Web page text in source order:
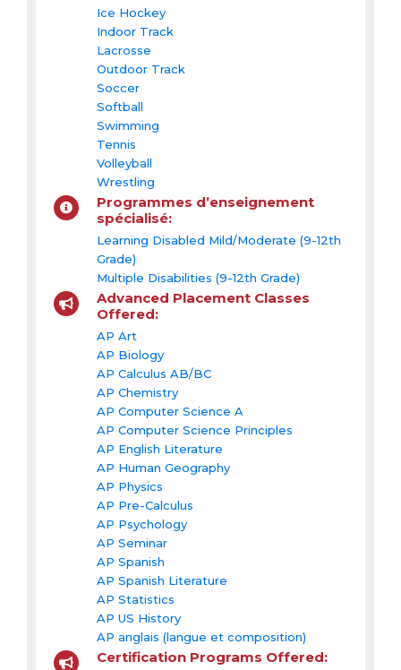
Ice Hockey
Indoor Track
Lacrosse
Outdoor Track
Soccer
Softball
Swimming
Tennis
Volleyball
Wrestling
Programmes d’enseignement
spécialisé:
Learning Disabled Mild/Moderate (9-12th
Grade)
Multiple Disabilities (9-12th Grade)
Advanced Placement Classes
Offered:
AP Art
AP Biology
AP Calculus AB/BC
AP Chemistry
AP Computer Science A
AP Computer Science Principles
AP English Literature
AP Human Geography
AP Physics
AP Pre-Calculus
AP Psychology
AP Seminar
AP Spanish
AP Spanish Literature
AP Statistics
AP US History
AP anglais (langue et composition)
Certification Programs Offered: